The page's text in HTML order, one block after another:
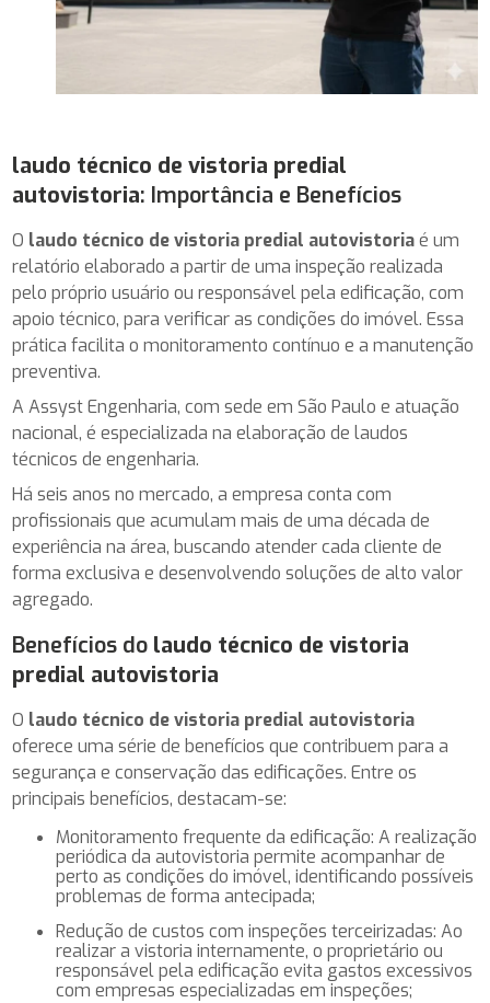
laudo técnico de vistoria predial
autovistoria: Importância e Benefícios
O laudo técnico de vistoria predial autovistoriaé um
relatório elaborado a partir de uma inspeção realizada
pelo próprio usuário ou responsável pela edificação, com
apoio técnico, para verificar as condições do imóvel. Essa
prática facilita o monitoramento contínuo e a manutenção
preventiva.
A Assyst Engenharia, com sede em São Paulo e atuação
nacional, é especializada na elaboração de laudos
técnicos de engenharia.
Há seis anos no mercado, a empresa conta com
profissionais que acumulam mais de uma década de
experiência na área, buscando atender cada cliente de
forma exclusiva e desenvolvendo soluções de alto valor
agregado.
Benefícios do laudo técnico de vistoria
predial autovistoria
O laudo técnico de vistoria predial autovistoria
oferece uma série de benefícios que contribuem para a
segurança e conservação das edificações. Entre os
principais benefícios, destacam-se:
Monitoramento frequente da edificação: A realização
periódica da autovistoria permite acompanhar de
perto as condições do imóvel, identificando possíveis
problemas de forma antecipada;
Redução de custos com inspeções terceirizadas: Ao
realizar a vistoria internamente, o proprietário ou
responsável pela edificação evita gastos excessivos
com empresas especializadas em inspeções;